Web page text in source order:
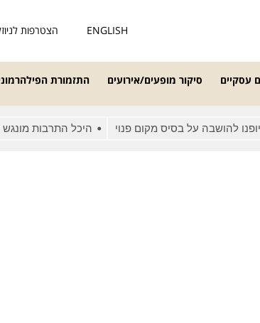
ENGLISH הצטרפות
עסקיים סיקור מופעים/אירועים התזמורת
להושבה על בסיס מקום פנוי היכל התרבות מונגש